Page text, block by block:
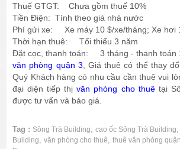
Thuế GTGT: Chưa gồm thuế 10%
Tiền Điện: Tính theo giá nhà nước
Phí gửi xe: Xe máy 10 $/xe/tháng; Xe hơi
Thời hạn thuê: Tối thiểu 3 năm
Đặt cọc, thanh toán: 3 tháng - thanh toán
văn phòng quận 3, Giá thuê có thể thay
Quý Khách hàng có nhu cầu cần thuê vui
đại diện tiếp thịvăn phòng cho thuê tại
được tư vấn và báo giá.
Tag : Sông Trà Building,cao ốc Sông Trà Building
Building,văn phòng cho thuê,thuê văn phòng